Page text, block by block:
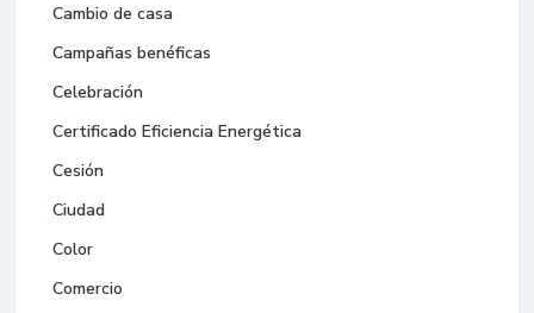
Cambio de casa
Campañas benéficas
Celebración
Certificado Eficiencia Energética
Cesión
Ciudad
Color
Comercio